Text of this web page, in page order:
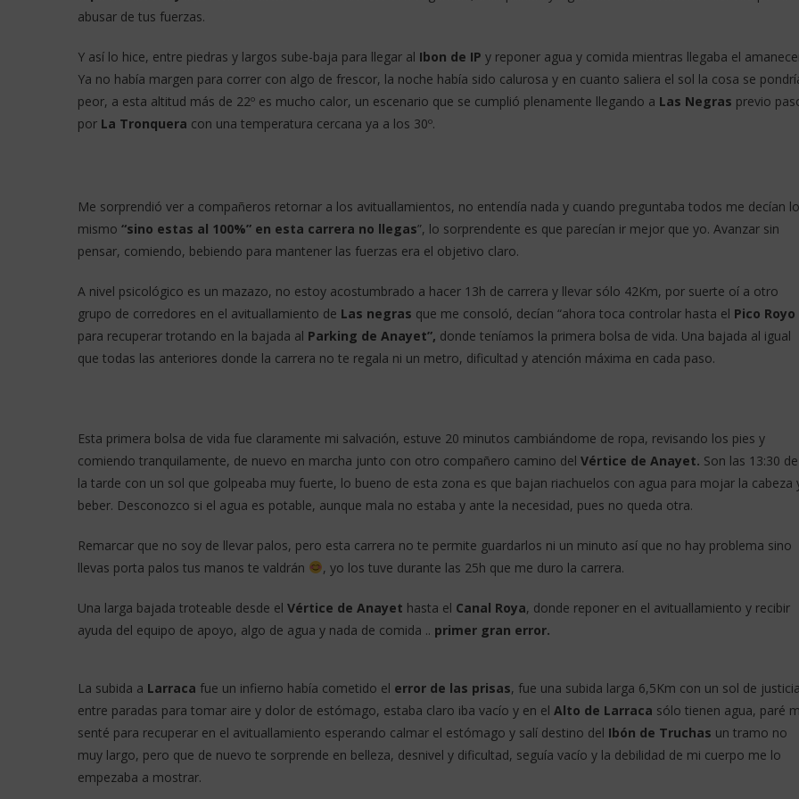
abusar de tus fuerzas.
Y así lo hice, entre piedras y largos sube-baja para llegar al Ibon de IP y reponer agua y comida mientras llegaba el
Ya no había margen para correr con algo de frescor, la noche había sido calurosa y en cuanto saliera el sol la cosa se
peor, a esta altitud más de 22º es mucho calor, un escenario que se cumplió plenamente llegando a Las Negras previo
por La Tronquera con una temperatura cercana ya a los 30º.
Me sorprendió ver a compañeros retornar a los avituallamientos, no entendía nada y cuando preguntaba todos me decían lo
mismo “sino estas al 100%” en esta carrera no llegas”, lo sorprendente es que parecían ir mejor que yo. Avanzar sin
pensar, comiendo, bebiendo para mantener las fuerzas era el objetivo claro.
A nivel psicológico es un mazazo, no estoy acostumbrado a hacer 13h de carrera y llevar sólo 42Km, por suerte oí a otro
grupo de corredores en el avituallamiento de Las negras que me consoló, decían “ahora toca controlar hasta el Pico Royo
para recuperar trotando en la bajada al Parking de Anayet”, donde teníamos la primera bolsa de vida. Una bajada al igual
que todas las anteriores donde la carrera no te regala ni un metro, dificultad y atención máxima en cada paso.
Esta primera bolsa de vida fue claramente mi salvación, estuve 20 minutos cambiándome de ropa, revisando los pies y
comiendo tranquilamente, de nuevo en marcha junto con otro compañero camino del Vértice de Anayet. Son las 13:30 de
la tarde con un sol que golpeaba muy fuerte, lo bueno de esta zona es que bajan riachuelos con agua para mojar la cabeza
beber. Desconozco si el agua es potable, aunque mala no estaba y ante la necesidad, pues no queda otra.
Remarcar que no soy de llevar palos, pero esta carrera no te permite guardarlos ni un minuto así que no hay problema sino
llevas porta palos tus manos te valdrán
, yo los tuve durante las 25h que me duro la carrera.
Una larga bajada troteable desde el Vértice de Anayet hasta el Canal Roya, donde reponer en el avituallamiento y recibir
ayuda del equipo de apoyo, algo de agua y nada de comida .. primer gran error.
La subida a Larraca fue un infierno había cometido el error de las prisas, fue una subida larga 6,5Km con un sol de justicia
entre paradas para tomar aire y dolor de estómago, estaba claro iba vacío y en el Alto de Larraca sólo tienen agua, paré
senté para recuperar en el avituallamiento esperando calmar el estómago y salí destino del Ibón de Truchas un tramo no
muy largo, pero que de nuevo te sorprende en belleza, desnivel y dificultad, seguía vacío y la debilidad de mi cuerpo me lo
empezaba a mostrar.